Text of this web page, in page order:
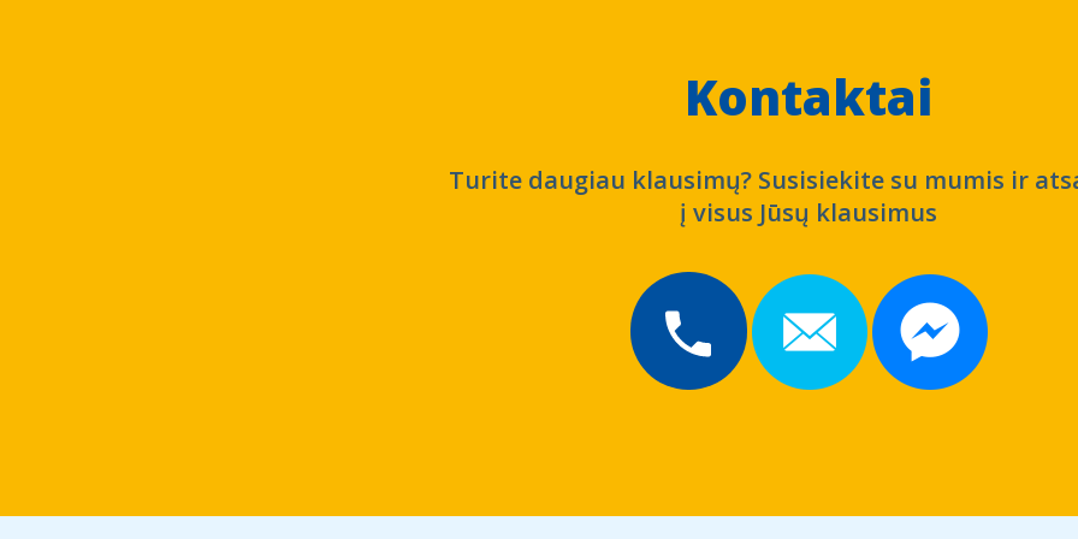
Kontaktai
Turite daugiau klausimų? Susisiekite su mumis ir
į visus Jūsų klausimus